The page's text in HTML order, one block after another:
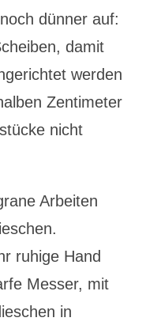
dünner auf:
damit
werden
Zentimeter
nicht
Arbeiten
ruhige Hand
Messer, mit
in